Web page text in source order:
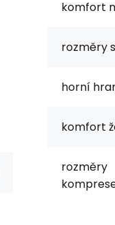
komfort
rozměry
horní
komfort
rozměry